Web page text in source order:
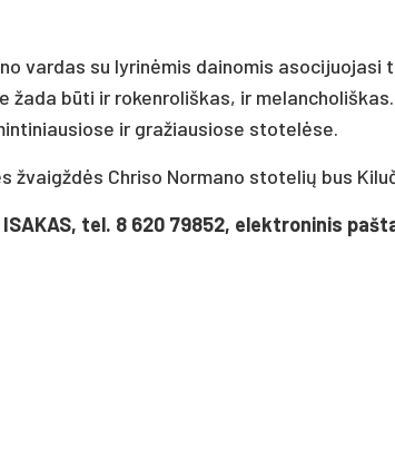
vardas su lyrinėmis dainomis
žada būti ir rokenroliškas, ir
ir gražiausiose stotelėse.
žvaigždės Chriso Normano stotelių bus
tel. 8 620 79852, elektroninis